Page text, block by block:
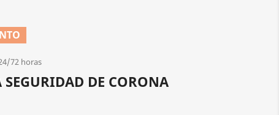
72 horas
DE CORONA